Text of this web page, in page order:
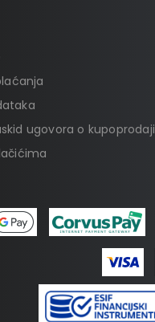
ugovora o kupoprodaji